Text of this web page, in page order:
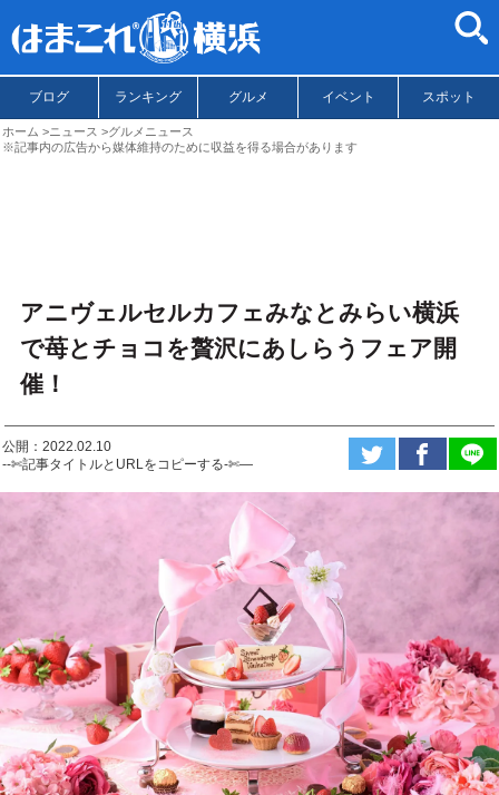
ブログ ランキング グルメ イベント スポット
ホーム ニュース
グルメニュース
※記事内の広告から媒体維持のために収益を得る場合があります
アニヴェルセルカフェみなとみらい横浜
で苺とチョコを贅沢にあしらうフェア開
催！
公開：2022.02.10
--✄記事タイトルとURLをコピーする-✄—